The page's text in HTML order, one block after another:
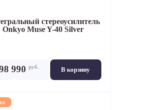
стереоусилитель
Onkyo Muse Y-40 Silver
В корзину
990 руб.